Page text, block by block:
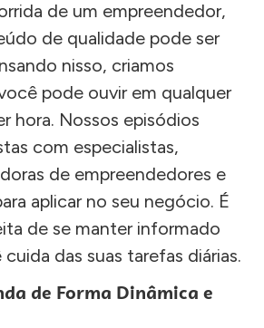
de um empreendedor,
de qualidade pode ser
nisso, criamos
pode ouvir em qualquer
hora. Nossos episódios
com especialistas,
de empreendedores e
aplicar no seu negócio. É
de se manter informado
das suas tarefas diárias.
de Forma Dinâmica e